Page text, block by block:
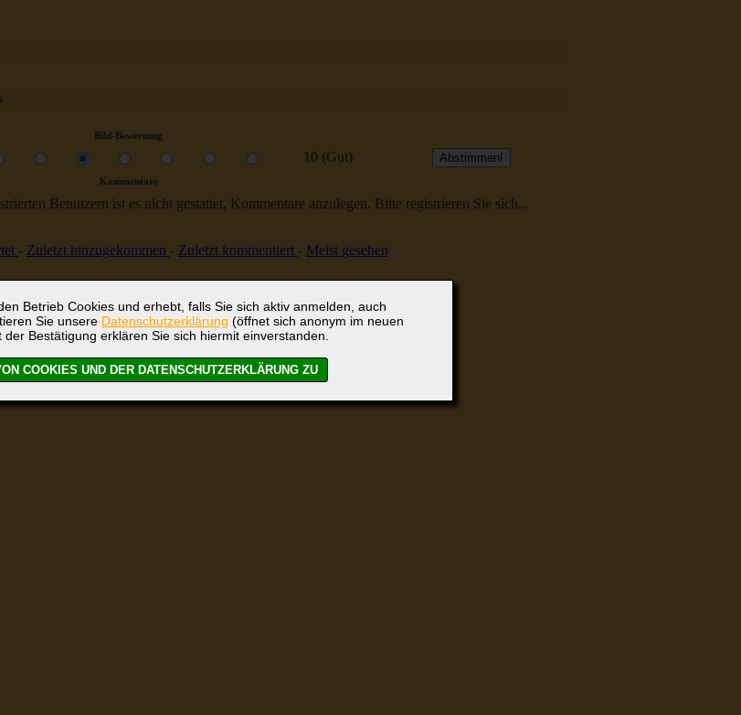
Betrieb Cookies und erhebt, falls Sie sich aktiv anmelden, auch
Sie unsere Datenschutzerklärung (öffnet sich anonym im neuen
Bestätigung erklären Sie sich hiermit einverstanden.
Bild-Bewertung
10 (Gut)
Kommentare
Benutzern ist es nicht gestattet, Kommentare anzulegen. Bitte registrieren Sie sich...
- Zuletzt hinzugekommen - Zuletzt kommentiert - Meist gesehen